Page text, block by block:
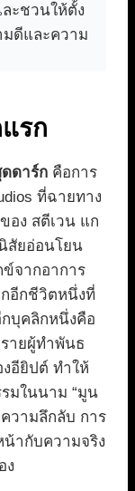
ะชวนให้ตั้ง
มดีและความ
รก
ดาร์ก คือการ
ที่ฉายทาง
อง สตีเวน แก
สัยอ่อนโยน
จากอาการ
อีกชีวิตหนึ่งที่
บุคลิกหนึ่งคือ
ายผู้ทำพันธ
อียิปต์ ทำให้
มในนาม “มูน
วามลึกลับ การ
ากับความจริง
ง